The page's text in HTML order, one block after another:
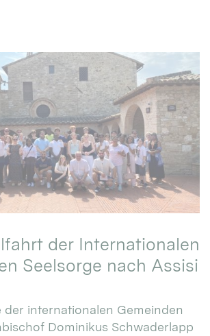
der Internationalen
Seelsorge nach Assisi
der internationalen Gemeinden
Dominikus Schwaderlapp